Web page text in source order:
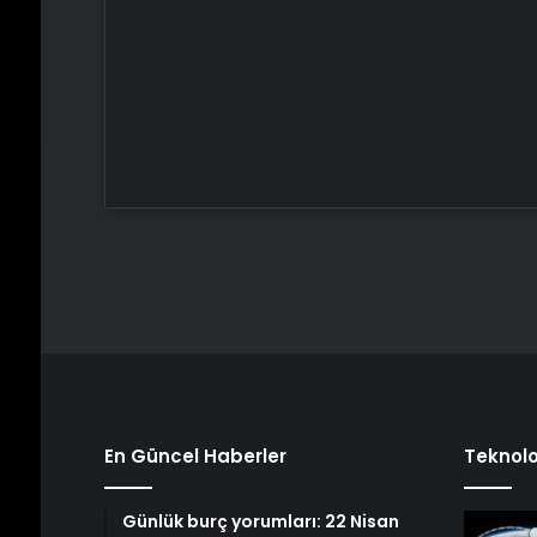
En Güncel Haberler
Günlük burç yorumları: 22 Nisan